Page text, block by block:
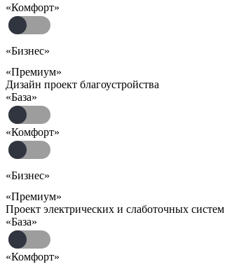
«Комфорт»
«Бизнес»
«Премиум»
Дизайн проект благоустройства
«База»
«Комфорт»
«Бизнес»
«Премиум»
Проект электрических и слаботочных систем
«База»
«Комфорт»